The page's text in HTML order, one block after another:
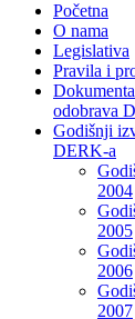
Početna
O nama
Legislativa
Pravila i
odobrava
Godišnji
DERK-a
2004
2005
2006
2007